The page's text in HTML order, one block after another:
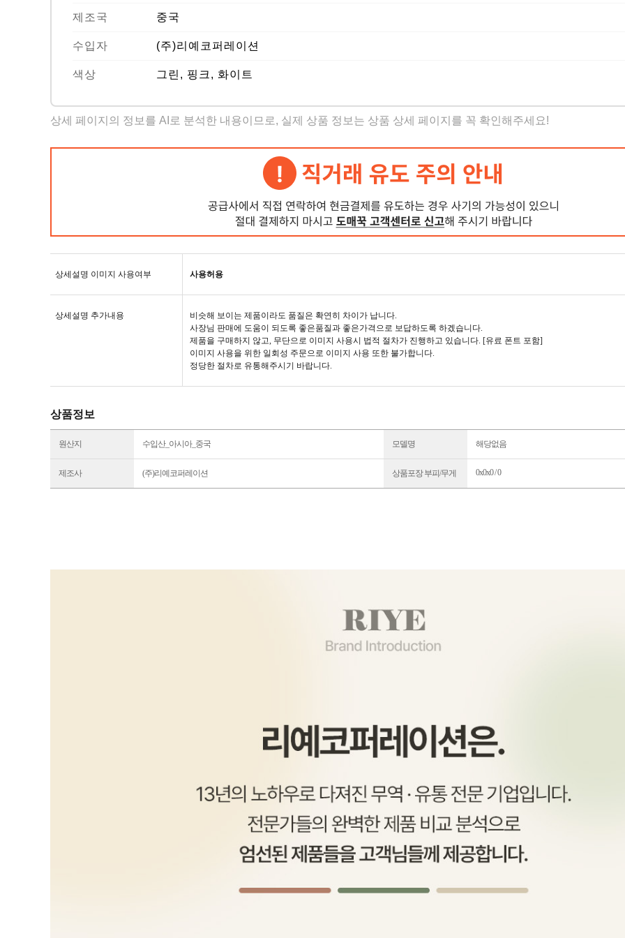
제조국 중국
수입자 (주)리예코퍼레이션
색상 그린, 핑크, 화이트
상세 페이지의 정보를 AI로 분석한 내용이므로, 실제 상품 정보는 상품 상세 페이지를 꼭 확인해주세요!
상세설명 이미지 사용여부 사용허용
상세설명 추가내용
비슷해 보이는 제품이라도 품질은 확연히 차이가 납니다.
사장님 판매에 도움이 되도록 좋은품질과 좋은가격으로 보답하도록 하겠습니다.
제품을 구매하지 않고, 무단으로 이미지 사용시 법적 절차가 진행하고 있습니다. [유료 폰트 포함]
이미지 사용을 위한 일회성 주문으로 이미지 사용 또한 불가합니다.
정당한 절차로 유통해주시기 바랍니다.
상품정보
원산지 수입산_아시아_중국 모델명 해당없음
제조사 (주)리예코퍼레이션 상품포장 부피/무게 0x0x0 / 0